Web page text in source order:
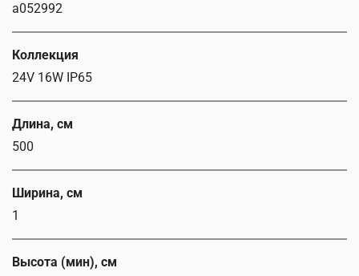
a052992
Коллекция
24V 16W IP65
Длина, см
500
Ширина, см
1
Высота (мин), см